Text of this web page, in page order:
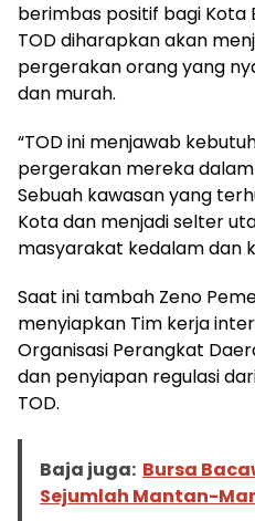
berimbas positif bagi Kota
TOD diharapkan akan
pergerakan orang yang
dan murah.
“TOD ini menjawab
pergerakan mereka
Sebuah kawasan yang
Kota dan menjadi selter
masyarakat kedalam dan
Saat ini tambah Zeno
menyiapkan Tim kerja
Organisasi Perangkat
dan penyiapan regulasi
TOD.
Baja juga: Bursa
Sejumlah Mantan-